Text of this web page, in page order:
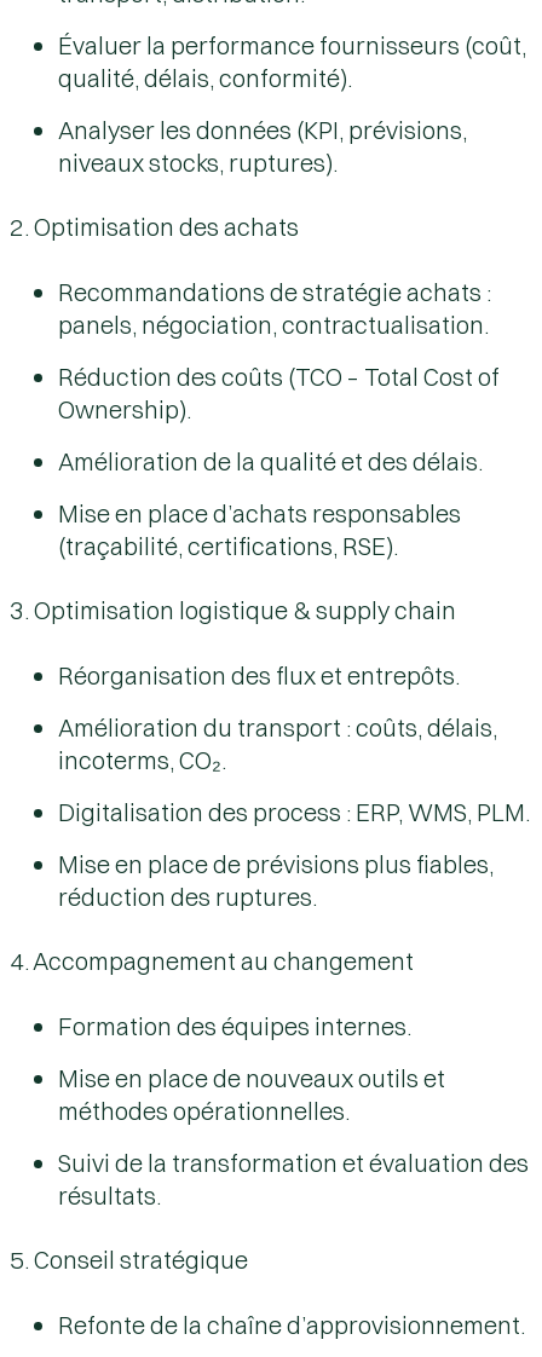
Évaluer la performance fournisseurs (coût,
qualité, délais, conformité).
Analyser les données (KPI, prévisions,
niveaux stocks, ruptures).
2. Optimisation des achats
Recommandations de stratégie achats :
panels, négociation, contractualisation.
Réduction des coûts (TCO – Total Cost of
Ownership).
Amélioration de la qualité et des délais.
Mise en place d’achats responsables
(traçabilité, certifications, RSE).
3. Optimisation logistique & supply chain
Réorganisation des flux et entrepôts.
Amélioration du transport : coûts, délais,
incoterms, CO₂.
Digitalisation des process : ERP, WMS, PLM.
Mise en place de prévisions plus fiables,
réduction des ruptures.
4. Accompagnement au changement
Formation des équipes internes.
Mise en place de nouveaux outils et
méthodes opérationnelles.
Suivi de la transformation et évaluation des
résultats.
5. Conseil stratégique
Refonte de la chaîne d’approvisionnement.